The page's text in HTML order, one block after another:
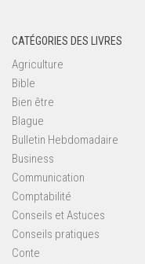
CATÉGORIES DES LIVRES
Agriculture
Bible
Bien être
Blague
Bulletin Hebdomadaire
Business
Communication
Comptabilité
Conseils et Astuces
Conseils pratiques
Conte